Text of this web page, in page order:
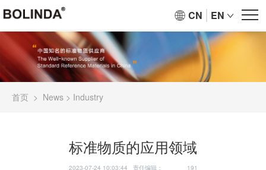
CN EN
首页 > News > Industry
标准物质的应用领域
2023-07-24 10:03:44 责任编辑： 191